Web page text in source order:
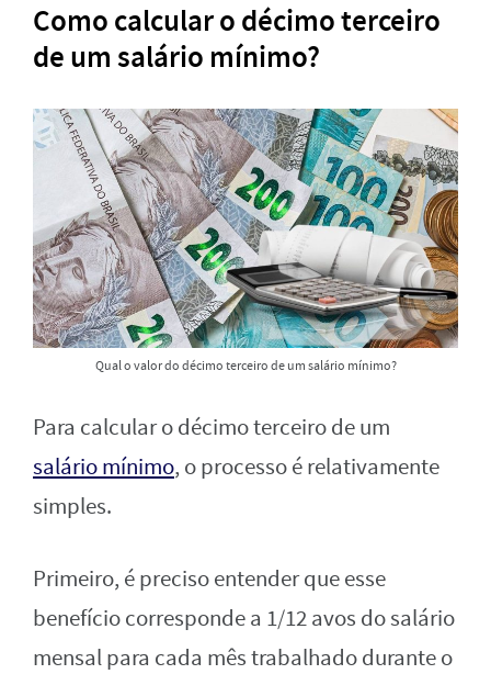
Como calcular o décimo terceiro
de um salário mínimo?
Qual o valor do décimo terceiro de um salário mínimo?
Para calcular o décimo terceiro de um
salário mínimo, o processo é relativamente
simples.
Primeiro, é preciso entender que esse
benefício corresponde a 1/12 avos do salário
mensal para cada mês trabalhado durante o